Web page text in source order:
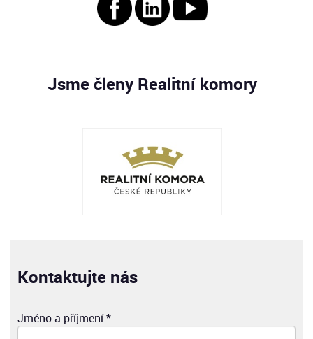
Jsme členy Realitní komory
Kontaktujte nás
Jméno a příjmení *